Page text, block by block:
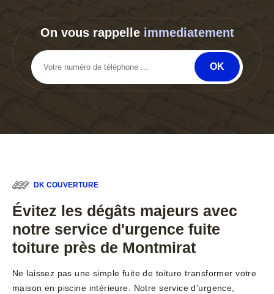
On vous rappelle immediatement
DK COUVERTURE
Évitez les dégâts majeurs avec
notre service d'urgence fuite
toiture près de Montmirat
Ne laissez pas une simple fuite de toiture transformer votre
maison en piscine intérieure. Notre service d'urgence,